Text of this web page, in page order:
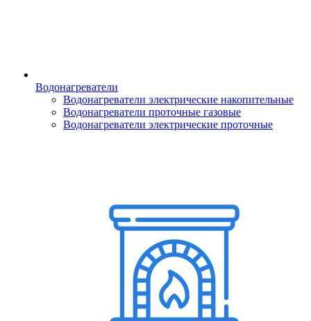
Водонагреватели
Водонагреватели электрические накопительные
Водонагреватели проточные газовые
Водонагреватели электрические проточные